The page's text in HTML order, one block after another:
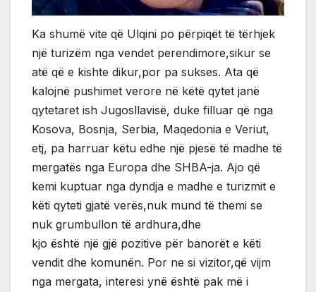
Ka shumë vite që Ulqini po përpiqët të tërhjek
një turizëm nga vendet perendimore,sikur se
atë që e kishte dikur,por pa sukses. Ata që
kalojnë pushimet verore në këtë qytet janë
qytetaret ish Jugosllavisë, duke filluar që nga
Kosova, Bosnja, Serbia, Maqedonia e Veriut,
etj, pa harruar këtu edhe një pjesë të madhe të
mergatës nga Europa dhe SHBA-ja. Ajo që
kemi kuptuar nga dyndja e madhe e turizmit e
këti qyteti gjatë verës,nuk mund të themi se
nuk grumbullon të ardhura,dhe
kjo është një gjë pozitive për banorët e këti
vendit dhe komunën. Por ne si vizitor,që vijm
nga mergata, interesi ynë është pak më i